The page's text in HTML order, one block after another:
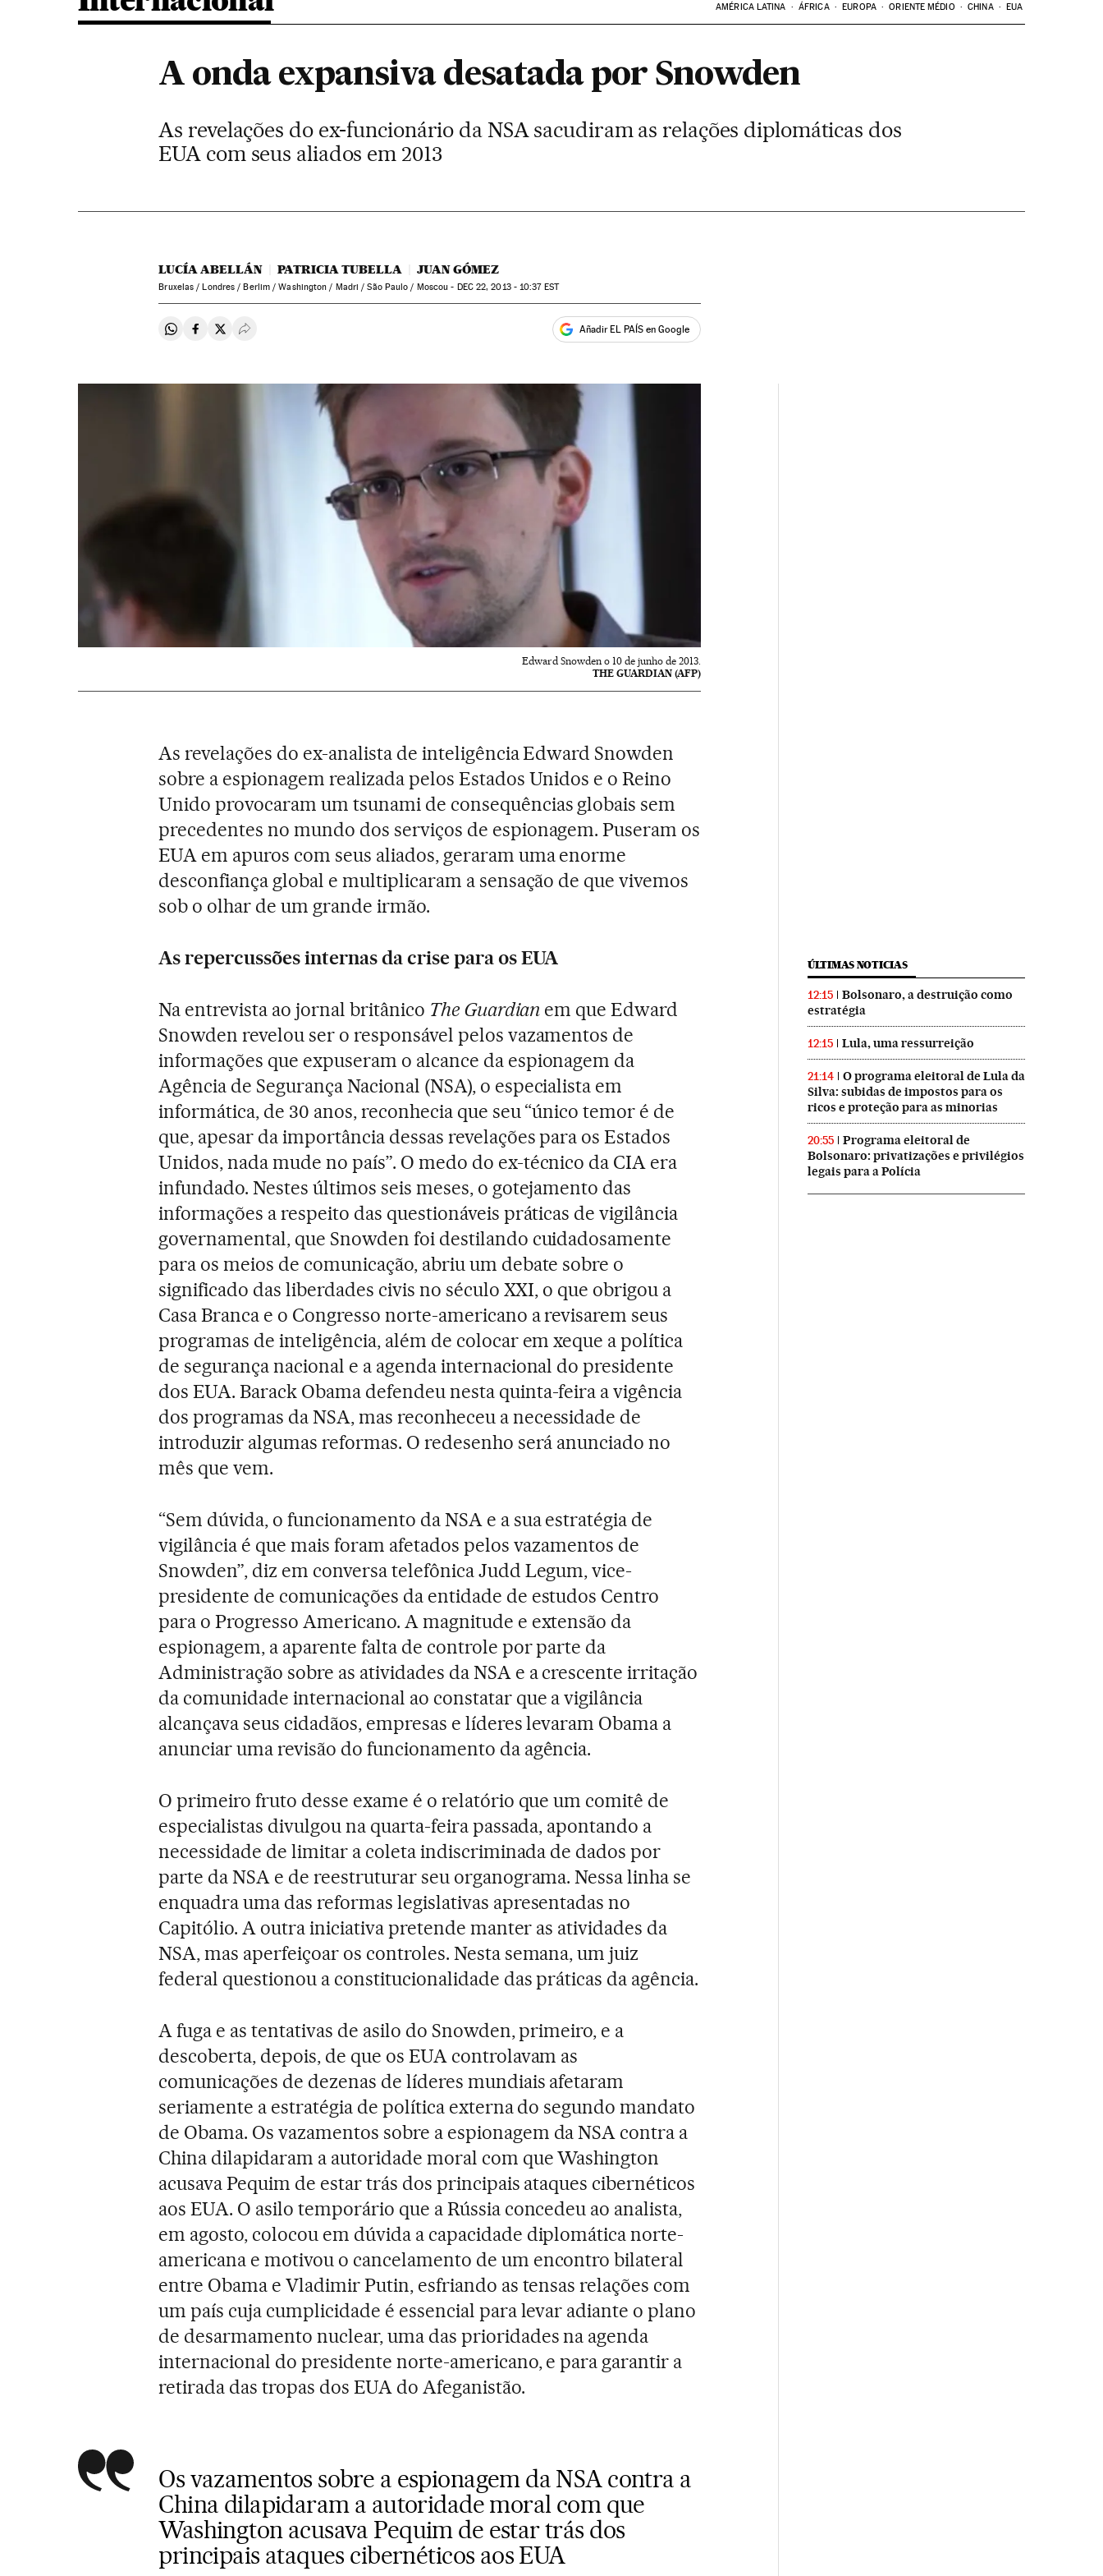
AMÉRICA LATINA ÁFRICA EUROPA ORIENTE MÉDIO CHINA EUA
A onda expansiva desatada por Snowden
As revelações do ex-funcionário da NSA sacudiram as relações diplomáticas dos
EUA com seus aliados em 2013
LUCÍA ABELLÁN PATRICIA TUBELLA JUAN GÓMEZ
Bruxelas / Londres / Berlim / Washington / Madri / São Paulo / Moscou - DEC22, 2013 - 10:37EST
Compartir en Whatsapp
Compartir en Facebook
Compartir en Twitter
Desplegar Redes Sociales Añadir EL PAÍS en Google
Edward Snowden o 10 de junho de 2013.
THE GUARDIAN (AFP)
As revelações do ex-analista de inteligência Edward Snowden
sobre a espionagem realizada pelos Estados Unidos e o Reino
Unido provocaram um tsunami de consequências globais sem
precedentes no mundo dos serviços de espionagem. Puseram os
EUA em apuros com seus aliados, geraram uma enorme
desconfiança global e multiplicaram a sensação de que vivemos
sob o olhar de um grande irmão.
As repercussões internas da crise para os EUA
Na entrevista ao jornal britânico The Guardian em que Edward
Snowden revelou ser o responsável pelos vazamentos de
informações que expuseram o alcance da espionagem da
Agência de Segurança Nacional (NSA), o especialista em
informática, de 30 anos, reconhecia que seu “único temor é de
que, apesar da importância dessas revelações para os Estados
Unidos, nada mude no país”. O medo do ex-técnico da CIA era
infundado. Nestes últimos seis meses, o gotejamento das
informações a respeito das questionáveis práticas de vigilância
governamental, que Snowden foi destilando cuidadosamente
para os meios de comunicação, abriu um debate sobre o
significado das liberdades civis no século XXI, o que obrigou a
Casa Branca e o Congresso norte-americano a revisarem seus
programas de inteligência, além de colocar em xeque a política
de segurança nacional e a agenda internacional do presidente
dos EUA. Barack Obama defendeu nesta quinta-feira a vigência
dos programas da NSA, mas reconheceu a necessidade de
introduzir algumas reformas. O redesenho será anunciado no
mês que vem.
“Sem dúvida, o funcionamento da NSA e a sua estratégia de
vigilância é que mais foram afetados pelos vazamentos de
Snowden”, diz em conversa telefônica Judd Legum, vice-
presidente de comunicações da entidade de estudos Centro
para o Progresso Americano. A magnitude e extensão da
espionagem, a aparente falta de controle por parte da
Administração sobre as atividades da NSA e a crescente irritação
da comunidade internacional ao constatar que a vigilância
alcançava seus cidadãos, empresas e líderes levaram Obama a
anunciar uma revisão do funcionamento da agência.
O primeiro fruto desse exame é o relatório que um comitê de
especialistas divulgou na quarta-feira passada, apontando a
necessidade de limitar a coleta indiscriminada de dados por
parte da NSA e de reestruturar seu organograma. Nessa linha se
enquadra uma das reformas legislativas apresentadas no
Capitólio. A outra iniciativa pretende manter as atividades da
NSA, mas aperfeiçoar os controles. Nesta semana, um juiz
federal questionou a constitucionalidade das práticas da agência.
A fuga e as tentativas de asilo do Snowden, primeiro, e a
descoberta, depois, de que os EUA controlavam as
comunicações de dezenas de líderes mundiais afetaram
seriamente a estratégia de política externa do segundo mandato
de Obama. Os vazamentos sobre a espionagem da NSA contra a
China dilapidaram a autoridade moral com que Washington
acusava Pequim de estar trás dos principais ataques cibernéticos
aos EUA. O asilo temporário que a Rússia concedeu ao analista,
em agosto, colocou em dúvida a capacidade diplomática norte-
americana e motivou o cancelamento de um encontro bilateral
entre Obama e Vladimir Putin, esfriando as tensas relações com
um país cuja cumplicidade é essencial para levar adiante o plano
de desarmamento nuclear, uma das prioridades na agenda
internacional do presidente norte-americano, e para garantir a
retirada das tropas dos EUA do Afeganistão.
Os vazamentos sobre a espionagem da NSA contra a
China dilapidaram a autoridade moral com que
Washington acusava Pequim de estar trás dos
principais ataques cibernéticos aos EUA
ÚLTIMAS NOTICIAS
12:15
Bolsonaro, a destruição como
estratégia
12:15 Lula, uma ressurreição
21:14
O programa eleitoral de Lula da
Silva: subidas de impostos para os
ricos e proteção para as minorias
20:55
Programa eleitoral de
Bolsonaro: privatizações e privilégios
legais para a Polícia